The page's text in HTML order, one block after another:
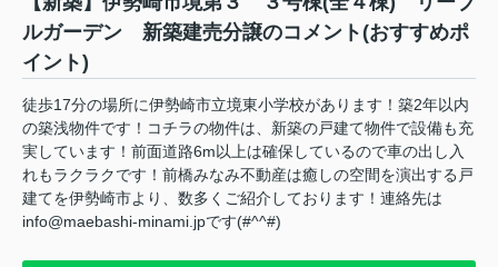
ルガーデン 新築建売分譲のコメント(おすすめポ
イント)
徒歩17分の場所に伊勢崎市立境東小学校があります！築2年以内
の築浅物件です！コチラの物件は、新築の戸建て物件で設備も充
実しています！前面道路6m以上は確保しているので車の出し入
れもラクラクです！前橋みなみ不動産は癒しの空間を演出する戸
建てを伊勢崎市より、数多くご紹介しております！連絡先は
info@maebashi-minami.jpです(#^^#)